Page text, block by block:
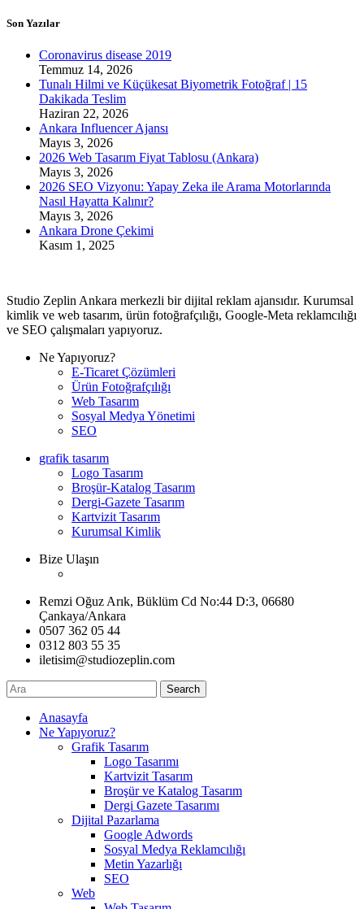
Son Yazılar
Coronavirus disease 2019
Temmuz 14, 2026
Tunalı Hilmi ve Küçükesat Biyometrik Fotoğraf | 15
Dakikada Teslim
Haziran 22, 2026
Ankara Influencer Ajansı
Mayıs 3, 2026
2026 Web Tasarım Fiyat Tablosu (Ankara)
Mayıs 3, 2026
2026 SEO Vizyonu: Yapay Zeka ile Arama Motorlarında
Nasıl Hayatta Kalınır?
Mayıs 3, 2026
Ankara Drone Çekimi
Kasım 1, 2025
Studio Zeplin Ankara merkezli bir dijital reklam ajansıdır. Kurumsal
kimlik ve web tasarım, ürün fotoğrafçılığı, Google-Meta reklamcılığı
ve SEO çalışmaları yapıyoruz.
Ne Yapıyoruz?
E-Ticaret Çözümleri
Ürün Fotoğrafçılığı
Web Tasarım
Sosyal Medya Yönetimi
SEO
grafik tasarım
Logo Tasarım
Broşür-Katalog Tasarım
Dergi-Gazete Tasarım
Kartvizit Tasarım
Kurumsal Kimlik
Bize Ulaşın
Remzi Oğuz Arık, Büklüm Cd No:44 D:3, 06680
Çankaya/Ankara
0507 362 05 44
0312 803 55 35
iletisim@studiozeplin.com
Search
Anasayfa
Ne Yapıyoruz?
Grafik Tasarım
Logo Tasarımı
Kartvizit Tasarım
Broşür ve Katalog Tasarım
Dergi Gazete Tasarımı
Dijital Pazarlama
Google Adwords
Sosyal Medya Reklamcılığı
Metin Yazarlığı
SEO
Web